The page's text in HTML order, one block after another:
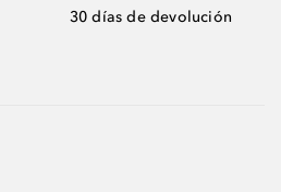
30 días de devolución